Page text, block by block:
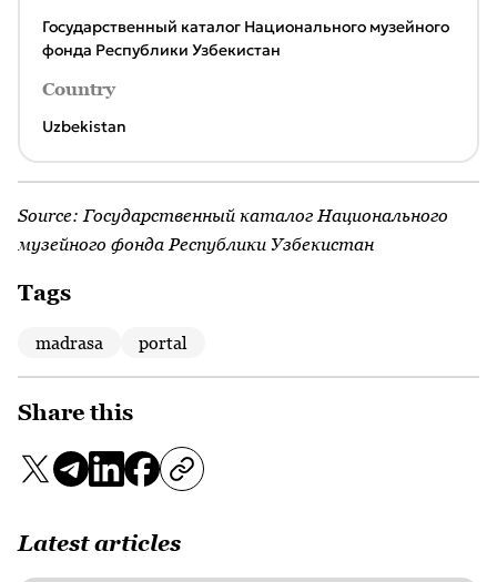
Государственный каталог Национального музейного
фонда Республики Узбекистан
Country
Uzbekistan
Source: Государственный каталог Национального
музейного фонда Республики Узбекистан
Tags
madrasa portal
Share this
Latest articles